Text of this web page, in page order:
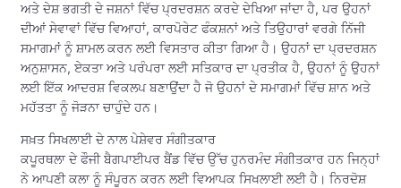
ਅਤੇ ਦੇਸ਼ ਭਗਤੀ ਦੇ ਜਸ਼ਨਾਂ ਵਿੱਚ ਪ੍ਰਦਰਸ਼ਨ ਕਰਦੇ ਦੇਖਿਆ ਜਾਂਦਾ ਹੈ, ਪਰ ਉਹਨਾਂ
ਦੀਆਂ ਸੇਵਾਵਾਂ ਵਿੱਚ ਵਿਆਹਾਂ, ਕਾਰਪੋਰੇਟ ਫੰਕਸ਼ਨਾਂ ਅਤੇ ਤਿਉਹਾਰਾਂ ਵਰਗੇ ਨਿੱਜੀ
ਸਮਾਗਮਾਂ ਨੂੰ ਸ਼ਾਮਲ ਕਰਨ ਲਈ ਵਿਸਤਾਰ ਕੀਤਾ ਗਿਆ ਹੈ। ਉਹਨਾਂ ਦਾ ਪ੍ਰਦਰਸ਼ਨ
ਅਨੁਸ਼ਾਸਨ, ਏਕਤਾ ਅਤੇ ਪਰੰਪਰਾ ਲਈ ਸਤਿਕਾਰ ਦਾ ਪ੍ਰਤੀਕ ਹੈ, ਉਹਨਾਂ ਨੂੰ ਉਹਨਾਂ
ਲਈ ਇੱਕ ਆਦਰਸ਼ ਵਿਕਲਪ ਬਣਾਉਂਦਾ ਹੈ ਜੋ ਉਹਨਾਂ ਦੇ ਸਮਾਗਮਾਂ ਵਿੱਚ ਸ਼ਾਨ ਅਤੇ
ਮਹੱਤਤਾ ਨੂੰ ਜੋੜਨਾ ਚਾਹੁੰਦੇ ਹਨ।
ਸਖ਼ਤ ਸਿਖਲਾਈ ਦੇ ਨਾਲ ਪੇਸ਼ੇਵਰ ਸੰਗੀਤਕਾਰ
ਕਪੂਰਥਲਾ ਦੇ ਫੌਜੀ ਬੈਗਪਾਈਪਰ ਬੈਂਡ ਵਿੱਚ ਉੱਚ ਹੁਨਰਮੰਦ ਸੰਗੀਤਕਾਰ ਹਨ ਜਿਨ੍ਹਾਂ
ਨੇ ਆਪਣੀ ਕਲਾ ਨੂੰ ਸੰਪੂਰਨ ਕਰਨ ਲਈ ਵਿਆਪਕ ਸਿਖਲਾਈ ਲਈ ਹੈ। ਨਿਰਦੋਸ਼